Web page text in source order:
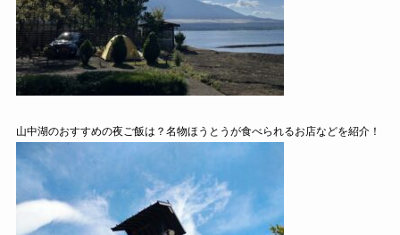
山中湖のおすすめの夜ご飯は？名物ほうとうが食べられるお店などを紹介！